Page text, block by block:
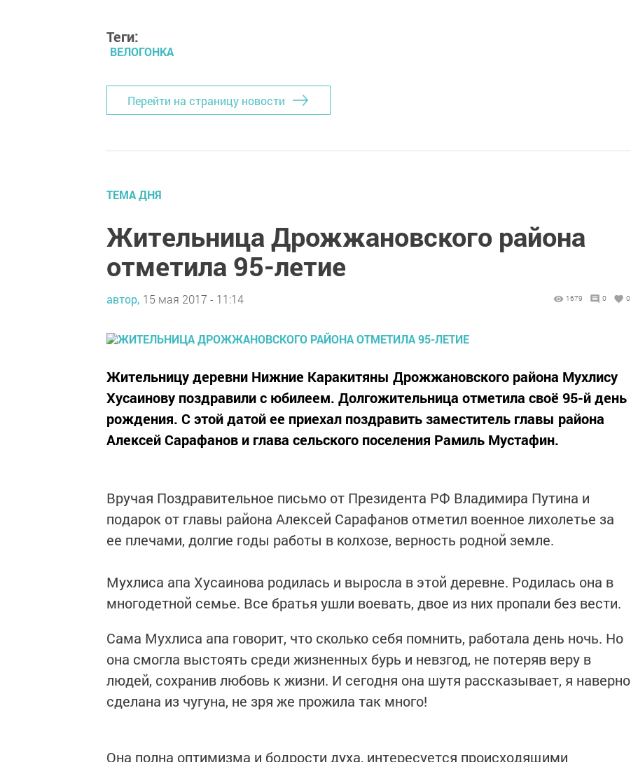
Теги:
ВЕЛОГОНКА
Перейти на страницу новости
ТЕМА ДНЯ
Жительница Дрожжановского района
отметила 95-летие
автор, 15 мая 2017 - 11:14 1679 0 0
Жительницу деревни Нижние Каракитяны Дрожжановского района Мухлису
Хусаинову поздравили с юбилеем. Долгожительница отметила своё 95-й день
рождения. С этой датой ее приехал поздравить заместитель главы района
Алексей Сарафанов и глава сельского поселения Рамиль Мустафин.
Вручая Поздравительное письмо от Президента РФ Владимира Путина и
подарок от главы района Алексей Сарафанов отметил военное лихолетье за
ее плечами, долгие годы работы в колхозе, верность родной земле.
Мухлиса апа Хусаинова родилась и выросла в этой деревне. Родилась она в
многодетной семье. Все братья ушли воевать, двое из них пропали без вести.
Сама Мухлиса апа говорит, что сколько себя помнить, работала день ночь. Но
она смогла выстоять среди жизненных бурь и невзгод, не потеряв веру в
людей, сохранив любовь к жизни. И сегодня она шутя рассказывает, я наверно
сделана из чугуна, не зря же прожила так много!
Она полна оптимизма и бодрости духа, интересуется происходящими